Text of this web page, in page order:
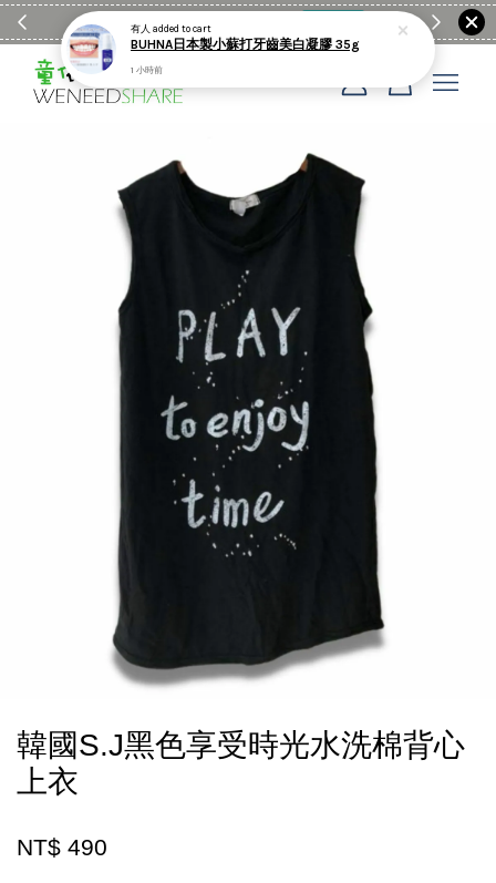
滿$1990送日亞麻棉簡約餐墊 童裝
韓國S.J黑色享受時光水洗棉背心
上衣
NT$ 490
您的購物車目前還是空的。
有人 added to cart
BUHNA日本製小蘇打牙齒美白凝膠 35g
1 小時前